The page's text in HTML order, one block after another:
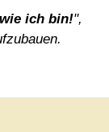
ich bin!",